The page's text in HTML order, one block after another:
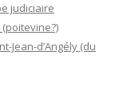
judiciaire
Jean-d’Angély (du